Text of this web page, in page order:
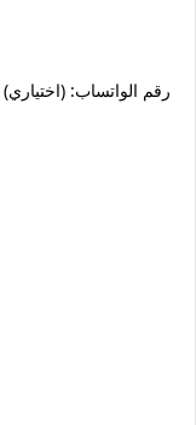
رقم الواتساب: (اختياري)